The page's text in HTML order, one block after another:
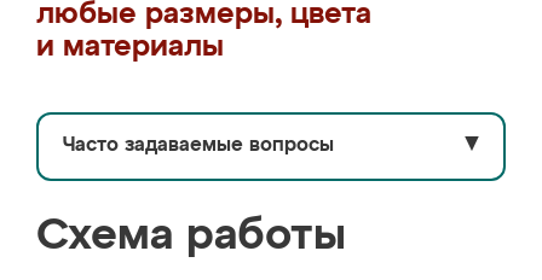
любые размеры, цвета
и материалы
Часто задаваемые вопросы ▼
Схема работы